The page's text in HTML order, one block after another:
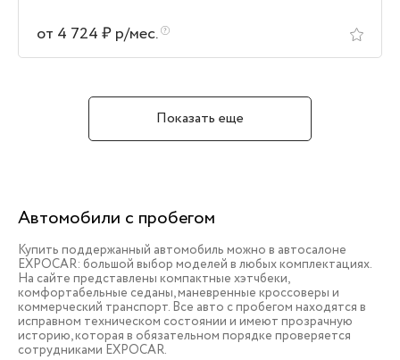
от 4 724 ₽ р/мес.
Показать еще
Автомобили с пробегом
Купить поддержанный автомобиль можно в автосалоне
EXPOCAR: большой выбор моделей в любых комплектациях.
На сайте представлены компактные хэтчбеки,
комфортабельные седаны, маневренные кроссоверы и
коммерческий транспорт. Все авто с пробегом находятся в
исправном техническом состоянии и имеют прозрачную
историю, которая в обязательном порядке проверяется
сотрудниками EXPOCAR.